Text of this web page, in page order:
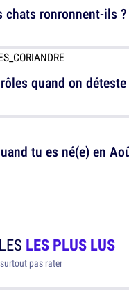
quand on
chats ronronnent-ils ?
tu es né(e) en
LES PLUS LUS
pas rater